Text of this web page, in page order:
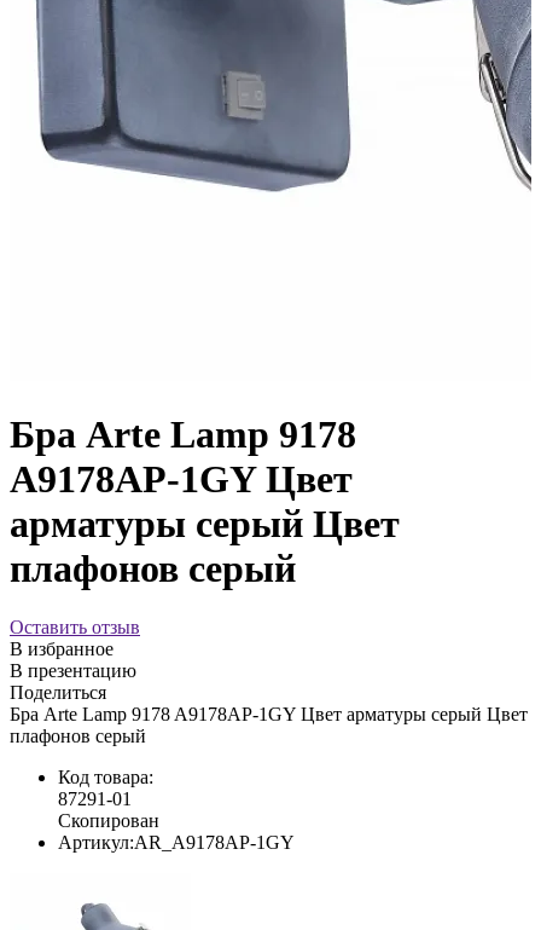
Бра Arte Lamp 9178
A9178AP-1GY Цвет
арматуры серый Цвет
плафонов серый
Оставить отзыв
В избранное
В презентацию
Поделиться
Бра Arte Lamp 9178 A9178AP-1GY Цвет арматуры серый Цвет
плафонов серый
Код товара:
87291-01
Скопирован
Артикул:AR_A9178AP-1GY